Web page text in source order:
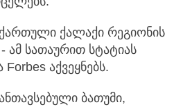
ქალაქი რეგიონის
ამ სათაურით სტატიას
აქვეყნებს.
ბათუმი,